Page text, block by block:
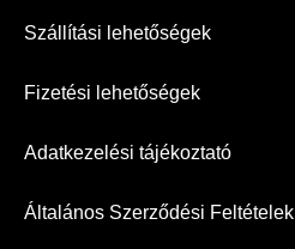
Szállítási lehetőségek
Fizetési lehetőségek
Adatkezelési tájékoztató
Általános Szerződési Feltételek